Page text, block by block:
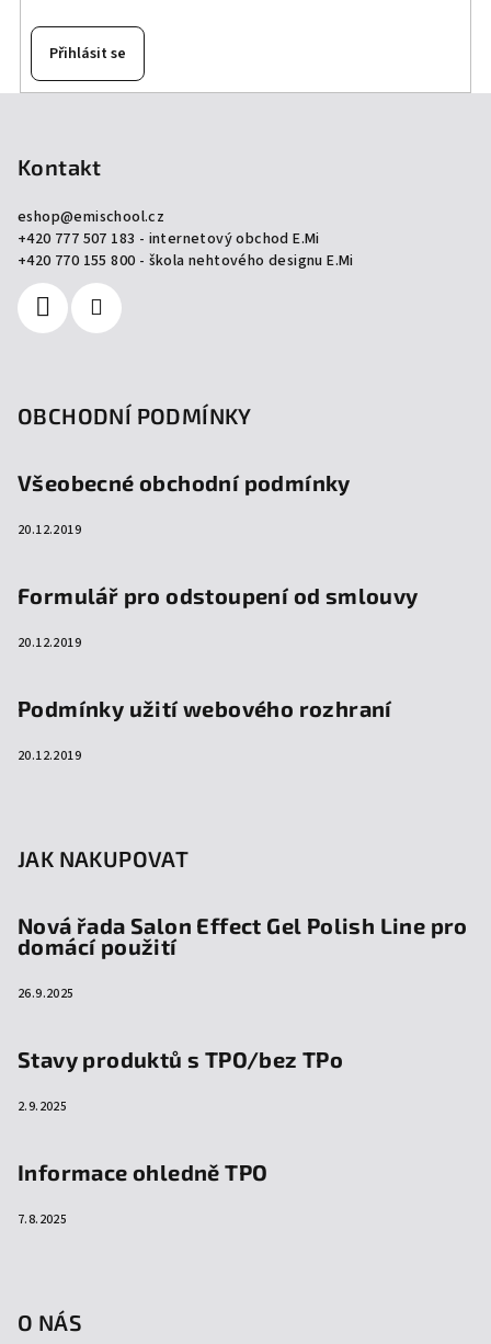
Přihlásit se
Kontakt
eshop@emischool.cz
+420 777 507 183 - internetový obchod E.Mi
+420 770 155 800 - škola nehtového designu E.Mi
OBCHODNÍ PODMÍNKY
Všeobecné obchodní podmínky
20.12.2019
Formulář pro odstoupení od smlouvy
20.12.2019
Podmínky užití webového rozhraní
20.12.2019
JAK NAKUPOVAT
Nová řada Salon Effect Gel Polish Line pro
domácí použití
26.9.2025
Stavy produktů s TPO/bez TPo
2.9.2025
Informace ohledně TPO
7.8.2025
O NÁS